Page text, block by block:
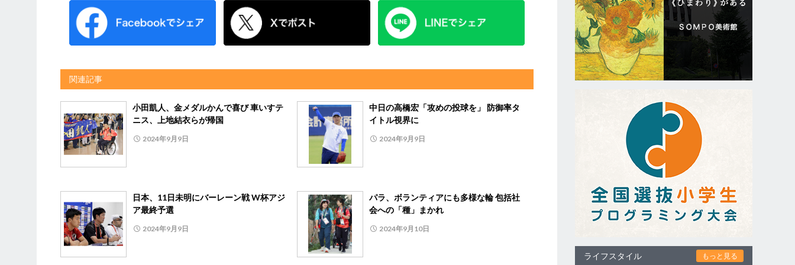
関連記事
小田凱人、金メダルかんで喜び 車いすテ
ニス、上地結衣らが帰国
2024年9月9日
中日の高橋宏「攻めの投球を」 防御率タ
イトル視界に
2024年9月9日
日本、11日未明にバーレーン戦 W杯アジ
ア最終予選
2024年9月9日
パラ、ボランティアにも多様な輪 包括社
会への「種」まかれ
2024年9月10日
ライフスタイル もっと見る